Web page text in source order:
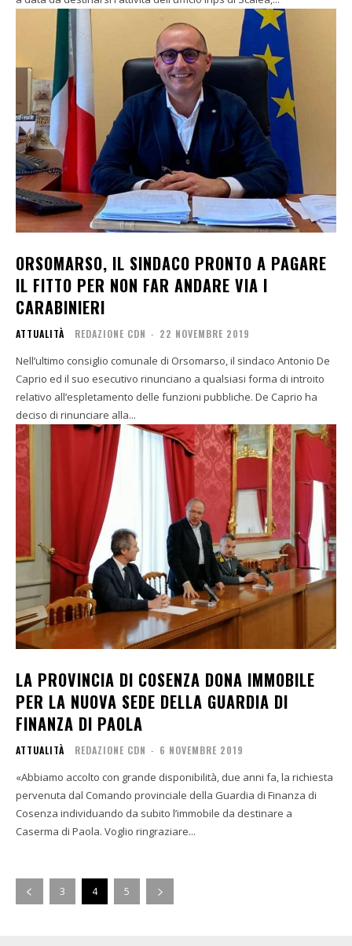
ORSOMARSO, IL SINDACO PRONTO A PAGARE
IL FITTO PER NON FAR ANDARE VIA I
CARABINIERI
ATTUALITÀ REDAZIONE CDN - 22 NOVEMBRE 2019
Nell’ultimo consiglio comunale di Orsomarso, il sindaco Antonio De
Caprio ed il suo esecutivo rinunciano a qualsiasi forma di introito
relativo all’espletamento delle funzioni pubbliche. De Caprio ha
deciso di rinunciare alla...
LA PROVINCIA DI COSENZA DONA IMMOBILE
PER LA NUOVA SEDE DELLA GUARDIA DI
FINANZA DI PAOLA
ATTUALITÀ REDAZIONE CDN - 6 NOVEMBRE 2019
«Abbiamo accolto con grande disponibilità, due anni fa, la richiesta
pervenuta dal Comando provinciale della Guardia di Finanza di
Cosenza individuando da subito l’immobile da destinare a
Caserma di Paola. Voglio ringraziare...
3 4 5